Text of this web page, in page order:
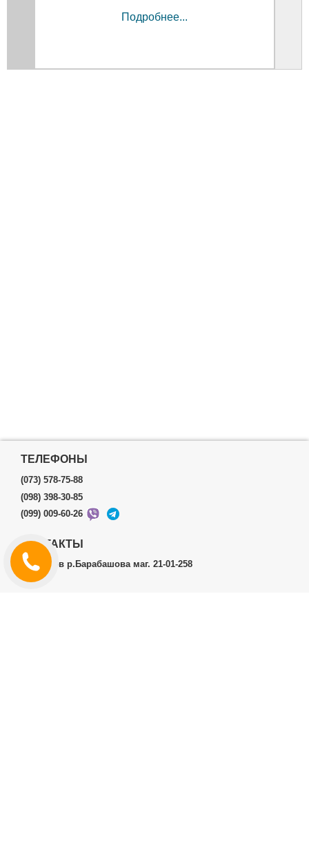
Подробнее...
ТЕЛЕФОНЫ
(073) 578-75-88
(098) 398-30-85
(099) 009-60-26
КОНТАКТЫ
г.Харьков р.Барабашова маг. 21-01-258